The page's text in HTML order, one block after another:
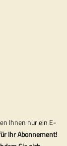
Ihnen nur ein E-
Ihr Abonnement!